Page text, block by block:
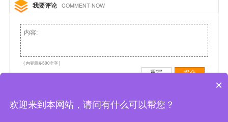
我要评论 COMMENT NOW
( 内容最多500个字 )
重写 提交
×
欢迎来到本网站，请问有什么可以帮您？